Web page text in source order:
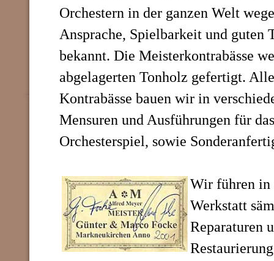
Orchestern in der ganzen Welt
Ansprache, Spielbarkeit und guten
bekannt. Die Meisterkontrabässe
abgelagerten Tonholz gefertigt.
Kontrabässe bauen wir in
Mensuren und Ausführungen für
Orchesterspiel, sowie
Wir führen in
Werkstatt
Reparaturen